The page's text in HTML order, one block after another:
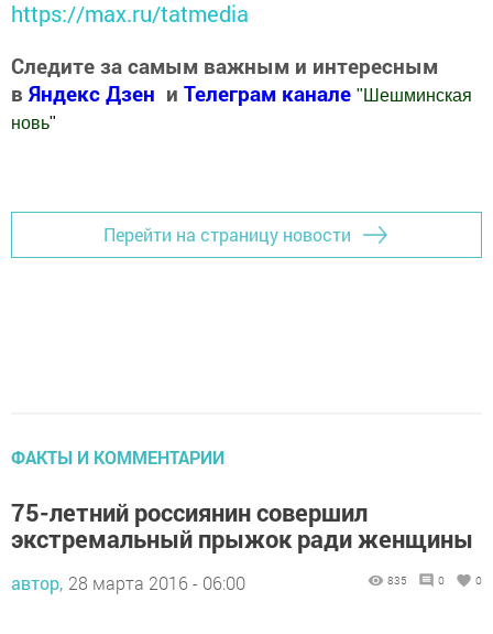
https://max.ru/tatmedia
Следите за самым важным и интересным
в Яндекс Дзен и Телеграм канале " Шешминская
новь"
Перейти на страницу новости
ФАКТЫ И КОММЕНТАРИИ
75-летний россиянин совершил
экстремальный прыжок ради женщины
автор, 28 марта 2016 - 06:00 835 0 0